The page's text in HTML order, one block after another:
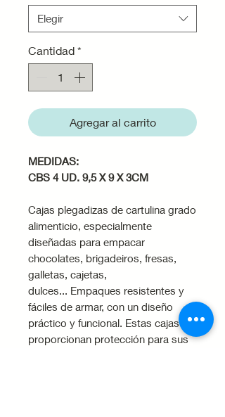
Elegir
Cantidad *
Agregar al carrito
MEDIDAS:
CBS 4 UD. 9,5 X 9 X 3CM
Cajas plegadizas de cartulina grado
alimenticio, especialmente
diseñadas para empacar
chocolates, brigadeiros, fresas,
galletas, cajetas,
dulces... Empaques resistentes y
fáciles de armar, con un diseño
práctico y funcional. Estas cajas
proporcionan protección para sus